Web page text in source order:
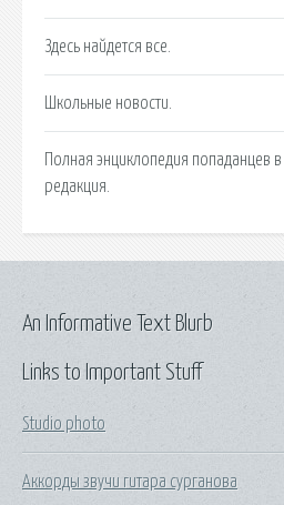
Здесь найдется все.
Школьные новости.
Полная энциклопедия
редакция.
Links to Important Stuff
Studio photo
Аккорды звучи гитара сурганова
An Informative Text Blurb